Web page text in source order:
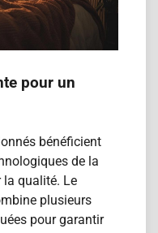
pour un
bénéficient
de la
la qualité. Le
plusieurs
pour garantir